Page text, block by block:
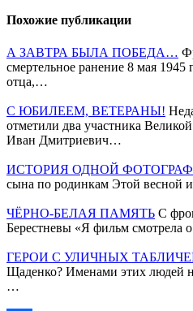
Похожие публикации
А ЗАВТРА БЫЛА ПОБЕДА…
смертельное ранение 8 мая
отца,…
С ЮБИЛЕЕМ, ВЕТЕРАНЫ!
отметили два участника
Иван Дмитриевич…
ИСТОРИЯ ОДНОЙ
сына по родинкам Этой весной
ЧЁРНО-БЕЛАЯ ПАМЯТЬ С
Берестневы «Я фильм смотрела
ГЕРОИ С УЛИЧНЫХ
Щаденко? Именами этих людей
…